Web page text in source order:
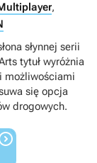
,
słynnej serii
tytuł wyróżnia
możliwościami
się opcja
drogowych.